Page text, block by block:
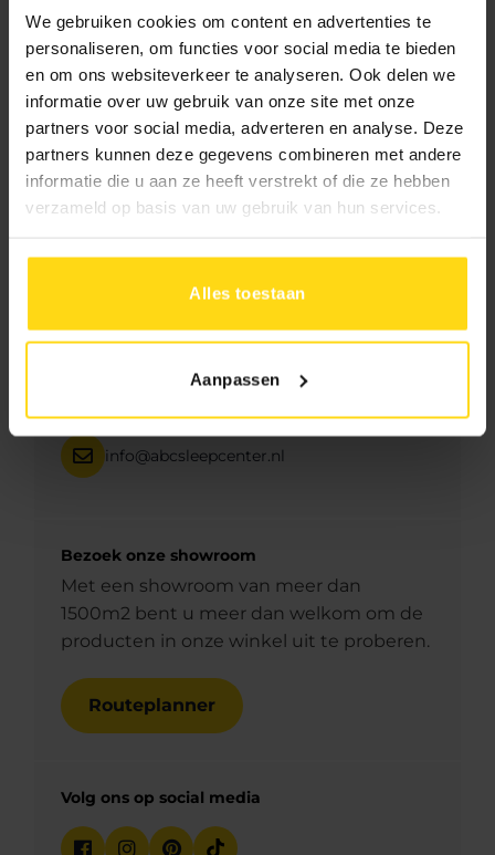
We gebruiken cookies om content en advertenties te
personaliseren, om functies voor social media te bieden
en om ons websiteverkeer te analyseren. Ook delen we
informatie over uw gebruik van onze site met onze
partners voor social media, adverteren en analyse. Deze
partners kunnen deze gegevens combineren met andere
informatie die u aan ze heeft verstrekt of die ze hebben
verzameld op basis van uw gebruik van hun services.
Alles toestaan
Aanpassen
Beschrijving
Neem direct contact met ons op
071 - 542 68 36
info@abcsleepcenter.nl
Bezoek onze showroom
Met een showroom van meer dan
1500m2 bent u meer dan welkom om de
producten in onze winkel uit te proberen.
Routeplanner
Volg ons op social media